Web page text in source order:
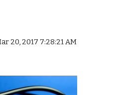
20, 2017 7:28:21 AM